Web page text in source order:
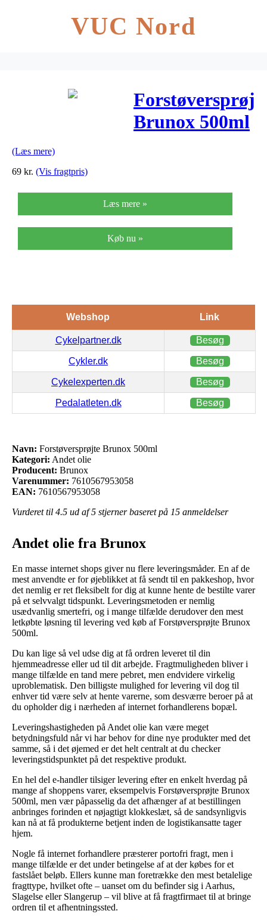
VUC Nord
Brunox 500ml
(Læs mere)
69 kr. (Vis fragtpris)
Læs mere »
Køb nu »
Webshop Link
Cykelpartner.dk Besøg
Cykler.dk Besøg
Cykelexperten.dk Besøg
Pedalatleten.dk Besøg
Navn: Forstøversprøjte Brunox 500ml
Kategori: Andet olie
Producent: Brunox
Varenummer: 7610567953058
EAN: 7610567953058
Vurderet til 4.5 ud af 5 stjerner baseret på 15 anmeldelser
Andet olie fra Brunox
En masse internet shops giver nu flere leveringsmåder. En af de
mest anvendte er for øjeblikket at få sendt til en pakkeshop, hvor
det nemlig er ret fleksibelt for dig at kunne hente de bestilte varer
på et selvvalgt tidspunkt. Leveringsmetoden er nemlig
usædvanlig smertefri, og i mange tilfælde derudover den mest
letkøbte løsning til levering ved køb af Forstøversprøjte Brunox
500ml.
Du kan lige så vel udse dig at få ordren leveret til din
hjemmeadresse eller ud til dit arbejde. Fragtmuligheden bliver i
mange tilfælde en tand mere pebret, men endvidere virkelig
uproblematisk. Den billigste mulighed for levering vil dog til
enhver tid være selv at hente varerne, som desværre beroer på at
du opholder dig i nærheden af internet forhandlerens bopæl.
Leveringshastigheden på Andet olie kan være meget
betydningsfuld når vi har behov for dine nye produkter med det
samme, så i det øjemed er det helt centralt at du checker
leveringstidspunktet på det respektive produkt.
En hel del e-handler tilsiger levering efter en enkelt hverdag på
mange af shoppens varer, eksempelvis Forstøversprøjte Brunox
500ml, men vær påpasselig da det afhænger af at bestillingen
anbringes forinden et nøjagtigt klokkeslæt, så de sandsynligvis
kan nå at få produkterne betjent inden de logistikansatte tager
hjem.
Nogle få internet forhandlere præsterer portofri fragt, men i
mange tilfælde er det under betingelse af at der købes for et
fastslået beløb. Ellers kunne man foretrække den mest betalelige
fragttype, hvilket ofte – uanset om du befinder sig i Aarhus,
Slagelse eller Slangerup – vil blive at få fragtfirmaet til at bringe
ordren til et afhentningssted.